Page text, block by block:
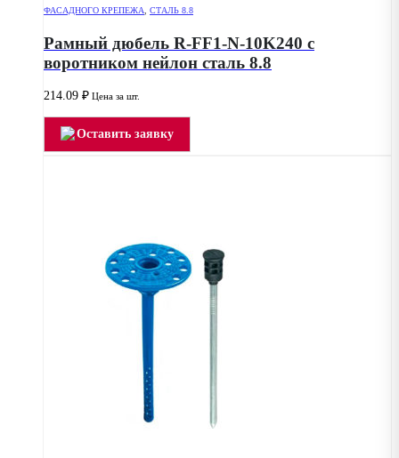
ФАСАДНОГО КРЕПЕЖА СТАЛЬ 8.8
Рамный дюбель R-FF1-N-10K240 с
воротником нейлон сталь 8.8
214.09 ₽ Цена за шт.
Оставить заявку